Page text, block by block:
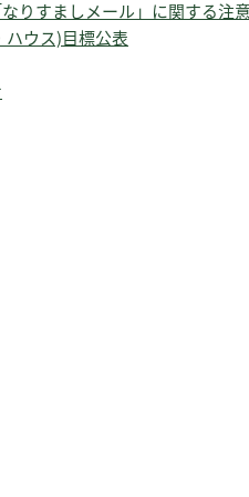
りすましメール」に関する注
ハウス)目標公表